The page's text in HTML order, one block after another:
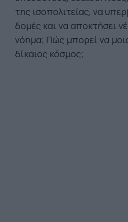
της ισοπολιτείας, να
δομές και να αποκτήσει
νόημα; Πώς μπορεί να
δίκαιος κόσμος;